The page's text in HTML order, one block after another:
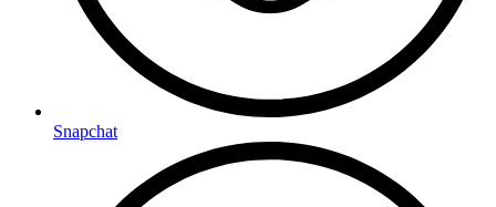
Snapchat